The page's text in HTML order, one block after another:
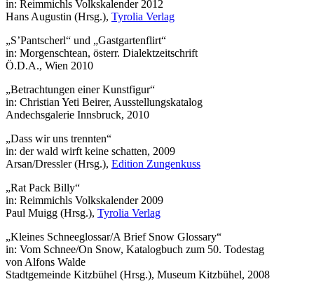
in: Reimmichls Volkskalender 2012
Hans Augustin (Hrsg.), Tyrolia Verlag
„S’Pantscherl“ und „Gastgartenflirt“
in: Morgenschtean, österr. Dialektzeitschrift
Ö.D.A., Wien 2010
„Betrachtungen einer Kunstfigur“
in: Christian Yeti Beirer, Ausstellungskatalog
Andechsgalerie Innsbruck, 2010
„Dass wir uns trennten“
in: der wald wirft keine schatten, 2009
Arsan/Dressler (Hrsg.), Edition Zungenkuss
„Rat Pack Billy“
in: Reimmichls Volkskalender 2009
Paul Muigg (Hrsg.), Tyrolia Verlag
„Kleines Schneeglossar/A Brief Snow Glossary“
in: Vom Schnee/On Snow, Katalogbuch zum 50. Todestag
von Alfons Walde
Stadtgemeinde Kitzbühel (Hrsg.), Museum Kitzbühel, 2008